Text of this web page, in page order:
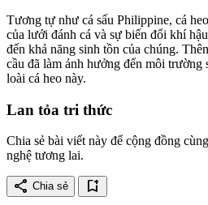
Tương tự như cá sấu Philippine, cá
của lưới đánh cá và sự biến đổi khí
đến khả năng sinh tồn của chúng.
cầu đã làm ảnh hưởng đến môi trường
loài cá heo này.
Lan tỏa tri thức
Chia sẻ bài viết này để cộng đồng
nghệ tương lai.
share Chia sẻ bookmark_add